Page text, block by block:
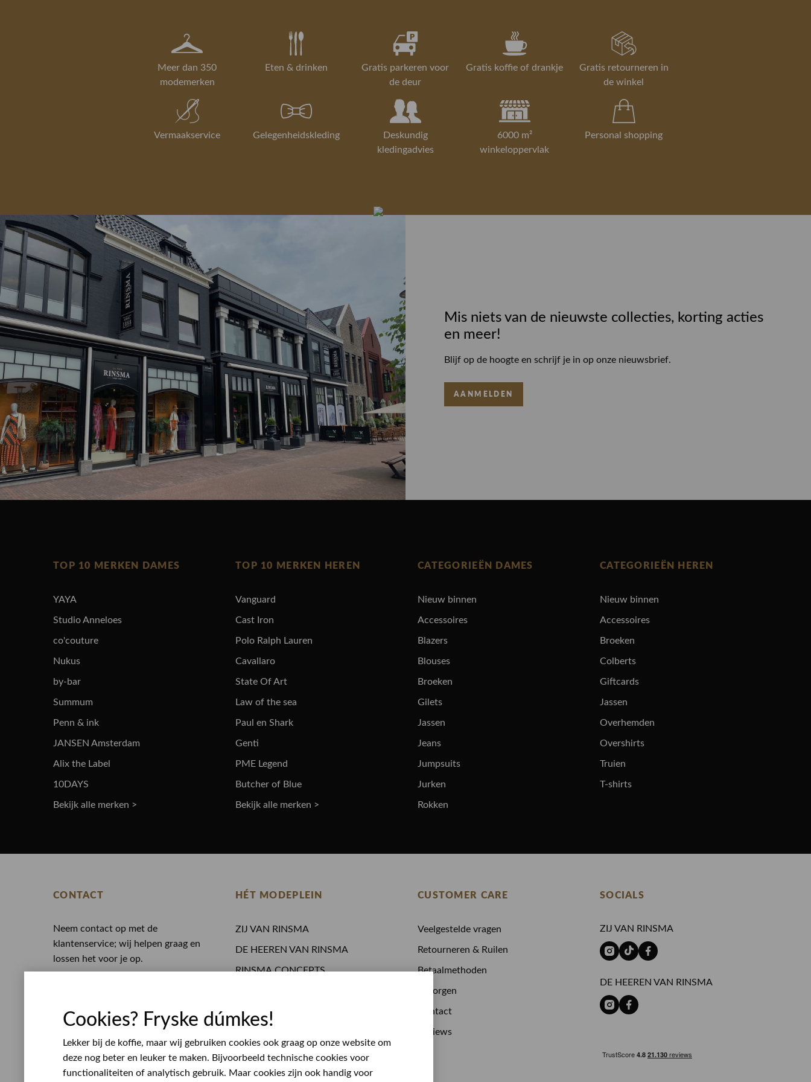
Styletip
Mix and Match deze pantalon samen met colbert 5066C en
maakt het geheel af met een mooi overhemd van Eton plus
Wil je meer informatie over dit product of je nieuwe
Meer dan 350
modemerken
Eten & drinken
Gratis parkeren voor
de deur
Gratis koffie of drankje
Gratis retourneren in
de winkel
Vermaakservice Gelegenheidskleding
Deskundig
kledingadvies
6000 m²
winkeloppervlak
Personal shopping
Mis niets van de nieuwste collecties, korting acties
en meer!
Blijf op de hoogte en schrijf je in op onze nieuwsbrief.
AANMELDEN
TOP 10 MERKEN DAMES
YAYA
Studio Anneloes
co'couture
Nukus
by-bar
Summum
Penn & ink
JANSEN Amsterdam
Alix the Label
10DAYS
Bekijk alle merken >
TOP 10 MERKEN HEREN
Vanguard
Cast Iron
Polo Ralph Lauren
Cavallaro
State Of Art
Law of the sea
Paul en Shark
Genti
PME Legend
Butcher of Blue
Bekijk alle merken >
CATEGORIEËN DAMES
Nieuw binnen
Accessoires
Blazers
Blouses
Broeken
Gilets
Jassen
Jeans
Jumpsuits
Jurken
Rokken
CATEGORIEËN HEREN
Nieuw binnen
Accessoires
Broeken
Colberts
Giftcards
Jassen
Overhemden
Overshirts
Truien
T-shirts
CONTACT
Neem contact op met de
klantenservice; wij helpen graag en
lossen het voor je op.
service@rinsmamodeplein.nl
Bezoekadres
Lijnbaan 10
8401 VL Gorredijk
HÉT MODEPLEIN
ZIJ VAN RINSMA
DE HEEREN VAN RINSMA
RINSMA.CONCEPTS
Openingstijden
CUSTOMER CARE
Veelgestelde vragen
Retourneren & Ruilen
Betaalmethoden
Bezorgen
Contact
Reviews
SOCIALS
ZIJ VAN RINSMA
DE HEEREN VAN RINSMA
Cookies? Fryske dúmkes!
Lekker bij de koffie, maar wij gebruiken cookies ook graag op onze website om
deze nog beter en leuker te maken. Bijvoorbeeld technische cookies voor
functionaliteiten of analytisch gebruik. Maar cookies zijn ook handig voor